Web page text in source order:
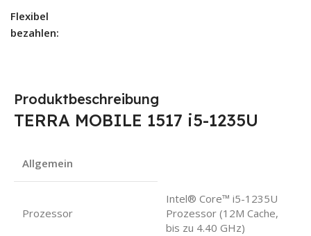
Flexibel
bezahlen:
Produktbeschreibung
TERRA MOBILE 1517 i5-1235U
Allgemein
Prozessor
Intel® Core™ i5-1235U
Prozessor (12M Cache,
bis zu 4.40 GHz)